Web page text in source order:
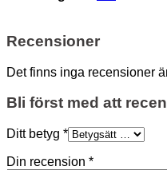
Recensioner
Det finns inga recensioner
Bli först med att
Ditt betyg *
Din recension *